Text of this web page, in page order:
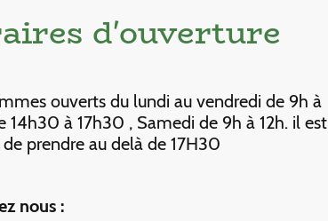
d'ouverture
ouverts du lundi au vendredi de 9h à
14h30 à 17h30 , Samedi de 9h à 12h. il est
prendre au delà de 17H30
nous :